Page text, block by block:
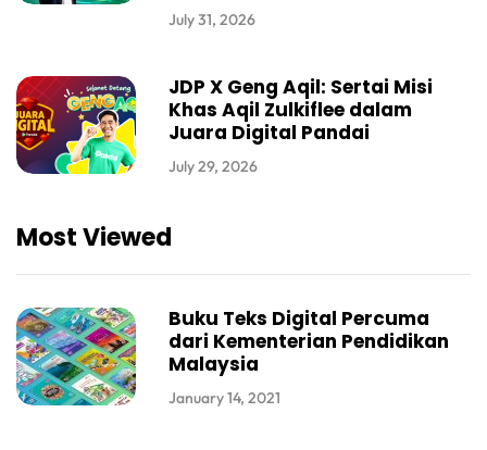
July 31, 2026
JDP X Geng Aqil: Sertai Misi
Khas Aqil Zulkiflee dalam
Juara Digital Pandai
July 29, 2026
Most Viewed
Buku Teks Digital Percuma
dari Kementerian Pendidikan
Malaysia
January 14, 2021